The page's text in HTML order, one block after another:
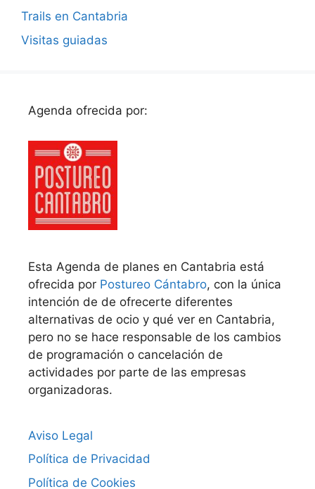
Trails en Cantabria
Visitas guiadas
Agenda ofrecida por:
Esta Agenda de planes en Cantabria está
ofrecida por Postureo Cántabro, con la única
intención de de ofrecerte diferentes
alternativas de ocio y qué ver en Cantabria,
pero no se hace responsable de los cambios
de programación o cancelación de
actividades por parte de las empresas
organizadoras.
Aviso Legal
Política de Privacidad
Política de Cookies